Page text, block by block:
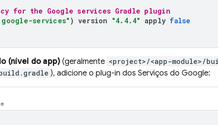
for the Google services Gradle plugin
services" ) version "4.4.4" apply false
(nível do app) (geralmente <project>/<app-module>/
), adicione o plug-in dos Serviços do Google: